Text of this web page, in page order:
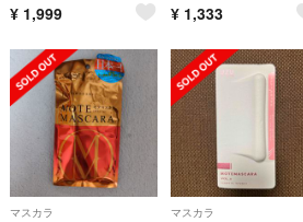
¥ 1,999 ¥ 1,333
マスカラ マスカラ